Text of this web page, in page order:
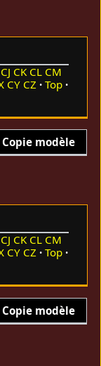
CJ CK CL CM
CY CZ
Top
Copie modèle
CJ CK CL CM
CY CZ
Top
Copie modèle